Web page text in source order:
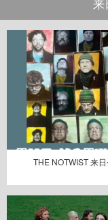
来
THE NOTWIST 来